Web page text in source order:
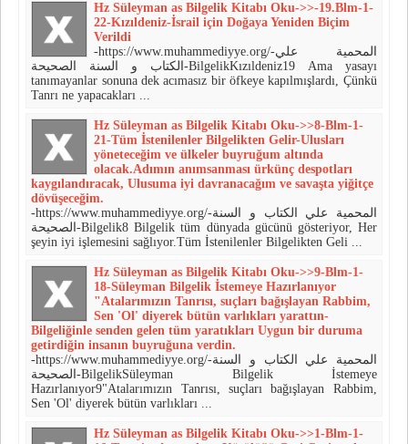
Hz Süleyman as Bilgelik Kitabı Oku->>-19.Blm-1-
22-Kızıldeniz-İsrail için Doğaya Yeniden Biçim
Verildi
-https://www.muhammediyye.org/-المحمية علي
الكتاب و السنة الصحيحة-BilgelikKızıldeniz19 Ama yasayı
tanımayanlar sonuna dek acımasız bir öfkeye kapılmışlardı, Çünkü
Tanrı ne yapacakları ...
Hz Süleyman as Bilgelik Kitabı Oku->>8-Blm-1-
21-Tüm İstenilenler Bilgelikten Gelir-Ulusları
yöneteceğim ve ülkeler buyruğum altında
olacak.Adımın anımsanması ürkünç despotları
kaygılandıracak, Ulusuma iyi davranacağım ve savaşta yiğitçe
dövüşeceğim.
-https://www.muhammediyye.org/-المحمية علي الكتاب و السنة
الصحيحة-Bilgelik8 Bilgelik tüm dünyada gücünü gösteriyor, Her
şeyin iyi işlemesini sağlıyor.Tüm İstenilenler Bilgelikten Geli ...
Hz Süleyman as Bilgelik Kitabı Oku->>9-Blm-1-
18-Süleyman Bilgelik İstemeye Hazırlanıyor
"Atalarımızın Tanrısı, suçları bağışlayan Rabbim,
Sen 'Ol' diyerek bütün varlıkları yarattın-
Bilgeliğinle senden gelen tüm yaratıkları Uygun bir duruma
getirdiğin insanın buyruğuna verdin.
-https://www.muhammediyye.org/-المحمية علي الكتاب و السنة
الصحيحة-BilgelikSüleyman Bilgelik İstemeye
Hazırlanıyor9"Atalarımızın Tanrısı, suçları bağışlayan Rabbim,
Sen 'Ol' diyerek bütün varlıkları ...
Hz Süleyman as Bilgelik Kitabı Oku->>1-Blm-1-